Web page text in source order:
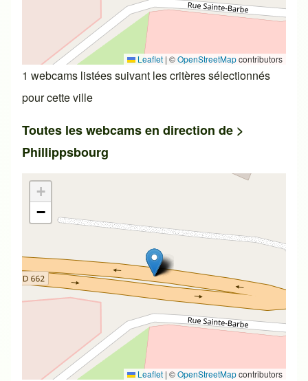
Leaflet | ©OpenStreetMapcontributors
1 webcams listées suivant les critères sélectionnés
pour cette ville
Toutes les webcams en direction de >
Phillippsbourg
+
−
Leaflet | ©OpenStreetMapcontributors